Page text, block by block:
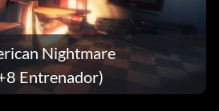
Nightmare
Entrenador)